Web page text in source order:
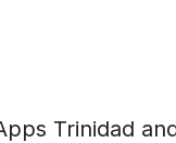
Apps Trinidad